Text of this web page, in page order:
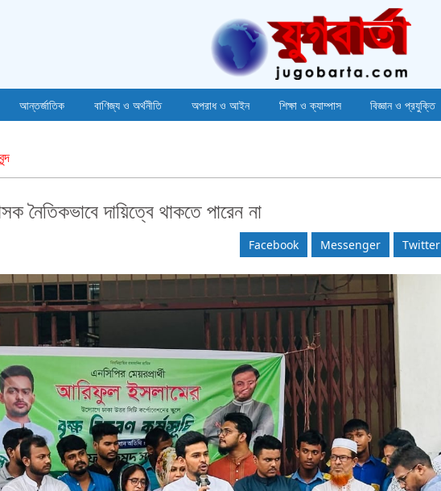
আন্তর্জাতিক বাণিজ্য ও অর্থনীতি অপরাধ ও আইন শিক্ষা ও ক্যাম্পাস বিজ্ঞান ও প্রযুক্তি
নৈতিকভাবে দায়িত্বে থাকতে পারেন না
Facebook Messenger Twitter